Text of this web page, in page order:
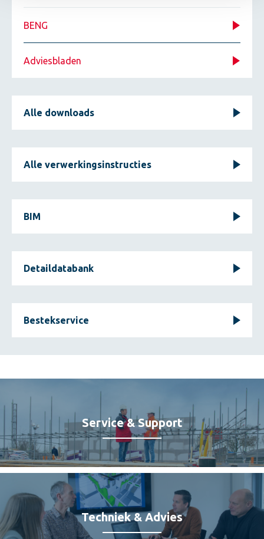
BENG
Adviesbladen
Alle downloads
Alle verwerkingsinstructies
BIM
Detaildatabank
Bestekservice
Service & Support
Techniek & Advies